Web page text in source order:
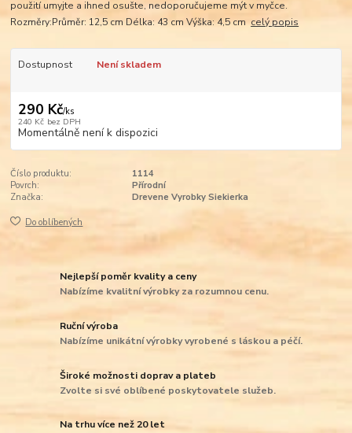
použití umyjte a ihned osušte, nedoporučujeme mýt v myčce.
Rozměry:Průměr: 12,5 cm Délka: 43 cm Výška: 4,5 cm celý popis
Dostupnost Není skladem
290 Kč/ks
240 Kč bez DPH
Momentálně není k dispozici
Číslo produktu:
1114
Povrch:
Přírodní
Značka:
Drevene Vyrobky Siekierka
Do oblíbených
Nejlepší poměr kvality a ceny
Nabízíme kvalitní výrobky za rozumnou cenu.
Ruční výroba
Nabízíme unikátní výrobky vyrobené s láskou a péčí.
Široké možnosti doprav a plateb
Zvolte si své oblíbené poskytovatele služeb.
Na trhu více než 20 let